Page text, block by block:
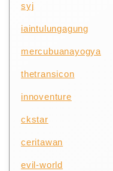
syj
iaintulungagung
mercubuanayogya
thetransicon
innoventure
ckstar
ceritawan
evil-world